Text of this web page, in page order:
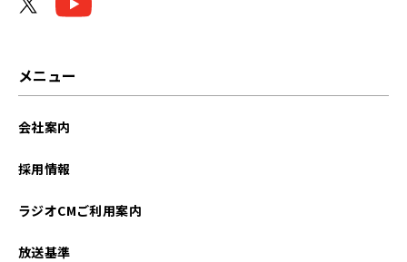
メニュー
会社案内
採用情報
ラジオCMご利用案内
放送基準